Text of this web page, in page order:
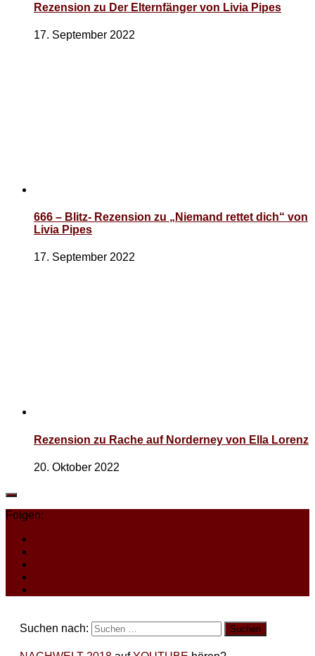
Rezension zu Der Elternfänger von Livia Pipes
17. September 2022
666 – Blitz- Rezension zu „Niemand rettet dich“ von
Livia Pipes
17. September 2022
Rezension zu Rache auf Norderney von Ella Lorenz
20. Oktober 2022
Folgen:
Suchen nach: